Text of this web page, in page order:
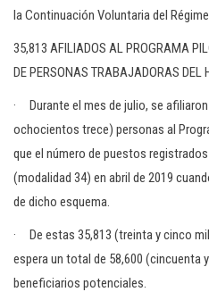
la Continuación Voluntaria del
35,813 AFILIADOS AL PROGRAMA
DE PERSONAS TRABAJADORAS DEL
· Durante el mes de julio, se
ochocientos trece) personas al
que el número de puestos
(modalidad 34) en abril de 2019
de dicho esquema.
· De estas 35,813 (treinta y cinco
espera un total de 58,600 (cincuenta
beneficiarios potenciales.